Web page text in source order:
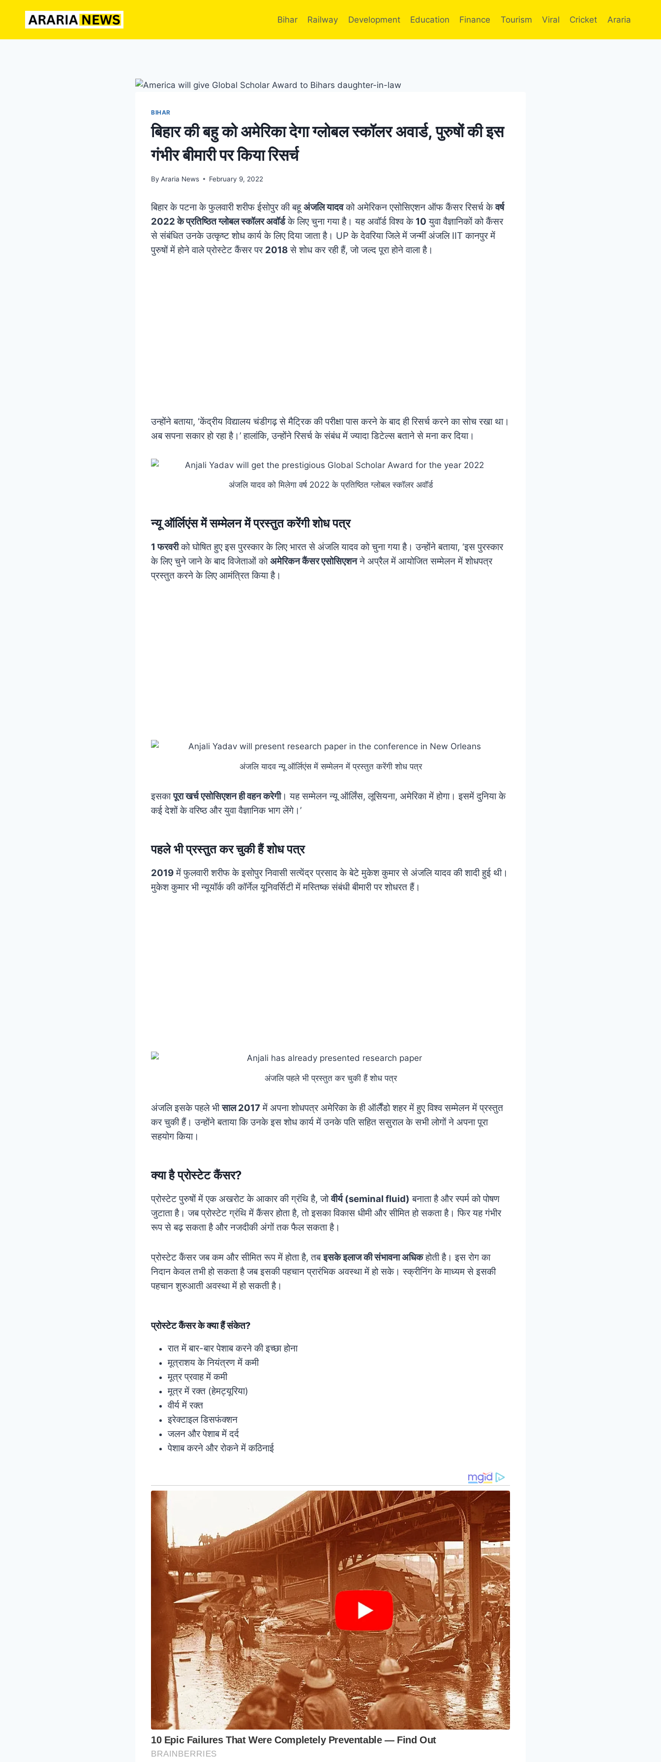
Bihar Railway Development Education Finance Tourism Viral Cricket Araria
BIHAR
बिहार की बहु को अमेरिका देगा ग्लोबल स्कॉलर अवार्ड, पुरुषों की इस
गंभीर बीमारी पर किया रिसर्च
By Araria News February 9, 2022
बिहार के पटना के फुलवारी शरीफ ईसोपुर की बहूअंजलि यादवको अमेरिकन एसोसिएशन ऑफ कैंसर रिसर्च केवर्ष
2022 के प्रतिष्ठित ग्लोबल स्कॉलर अवॉर्डके लिए चुना गया है। यह अवॉर्ड विश्व के 10 युवा वैज्ञानिकों को कैंसर
से संबंधित उनके उत्कृष्ट शोध कार्य के लिए दिया जाता है। UP के देवरिया जिले में जन्मीं अंजलि IIT कानपुर में
पुरुषों में होने वाले प्रोस्टेट कैंसर पर 2018से शोध कर रही हैं, जो जल्द पूरा होने वाला है।
उन्होंने बताया, ‘केंद्रीय विद्यालय चंडीगढ़ से मैट्रिक की परीक्षा पास करने के बाद ही रिसर्च करने का सोच रखा था।
अब सपना सकार हो रहा है।’ हालांकि, उन्होंने रिसर्च के संबंध में ज्यादा डिटेल्स बताने से मना कर दिया।
अंजलि यादव को मिलेगा वर्ष 2022 के प्रतिष्ठित ग्लोबल स्कॉलर अवॉर्ड
न्यू ऑर्लिएंस में सम्मेलन में प्रस्तुत करेंगी शोध पत्र
1 फरवरीको घोषित हुए इस पुरस्कार के लिए भारत से अंजलि यादव को चुना गया है। उन्होंने बताया, ‘इस पुरस्कार
के लिए चुने जाने के बाद विजेताओं कोअमेरिकन कैंसर एसोसिएशनने अप्रैल में आयोजित सम्मेलन में शोधपत्र
प्रस्तुत करने के लिए आमंत्रित किया है।
अंजलि यादव न्यू ऑर्लिएंस में सम्मेलन में प्रस्तुत करेंगी शोध पत्र
इसकापूरा खर्च एसोसिएशन ही वहन करेगी। यह सम्मेलन न्यू ऑर्लिंस, लूसियना, अमेरिका में होगा। इसमें दुनिया के
कई देशों के वरिष्ठ और युवा वैज्ञानिक भाग लेंगे।’
पहले भी प्रस्तुत कर चुकी हैं शोध पत्र
2019में फुलवारी शरीफ के इसोपुर निवासी सत्येंद्र प्रसाद के बेटे मुकेश कुमार से अंजलि यादव की शादी हुई थी।
मुकेश कुमार भी न्यूयॉर्क की कॉर्नेल यूनिवर्सिटी में मस्तिष्क संबंधी बीमारी पर शोधरत हैं।
अंजलि पहले भी प्रस्तुत कर चुकी हैं शोध पत्र
अंजलि इसके पहले भीसाल 2017में अपना शोधपत्र अमेरिका के ही ऑर्लैंडो शहर में हुए विश्व सम्मेलन में प्रस्तुत
कर चुकी हैं। उन्होंने बताया कि उनके इस शोध कार्य में उनके पति सहित ससुराल के सभी लोगों ने अपना पूरा
सहयोग किया।
क्या है प्रोस्टेट कैंसर?
प्रोस्टेट पुरुषों में एक अखरोट के आकार की ग्रंथि है, जोवीर्य (seminal fluid) बनाता है और स्पर्म को पोषण
जुटाता है। जब प्रोस्टेट ग्रंथि में कैंसर होता है, तो इसका विकास धीमी और सीमित हो सकता है। फिर यह गंभीर
रूप से बढ़ सकता है और नजदीकी अंगों तक फैल सकता है।
प्रोस्टेट कैंसर जब कम और सीमित रूप में होता है, तबइसके इलाज की संभावना अधिकहोती है। इस रोग का
निदान केवल तभी हो सकता है जब इसकी पहचान प्रारंभिक अवस्था में हो सके। स्क्रीनिंग के माध्यम से इसकी
पहचान शुरुआती अवस्था में हो सकती है।
प्रोस्टेट कैंसर के क्या हैं संकेत?
रात में बार-बार पेशाब करने की इच्छा होना
मूत्राशय के नियंत्रण में कमी
मूत्र प्रवाह में कमी
मूत्र में रक्त (हेमट्यूरिया)
वीर्य में रक्त
इरेक्टाइल डिसफंक्शन
जलन और पेशाब में दर्द
पेशाब करने और रोकने में कठिनाई